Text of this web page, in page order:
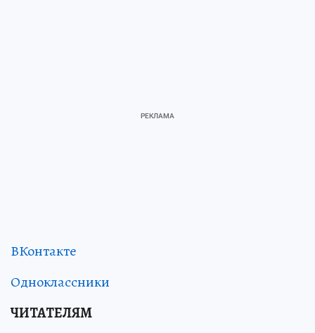
ВКонтакте
Одноклассники
ЧИТАТЕЛЯМ